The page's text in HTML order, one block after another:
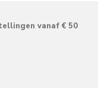
vanaf € 50